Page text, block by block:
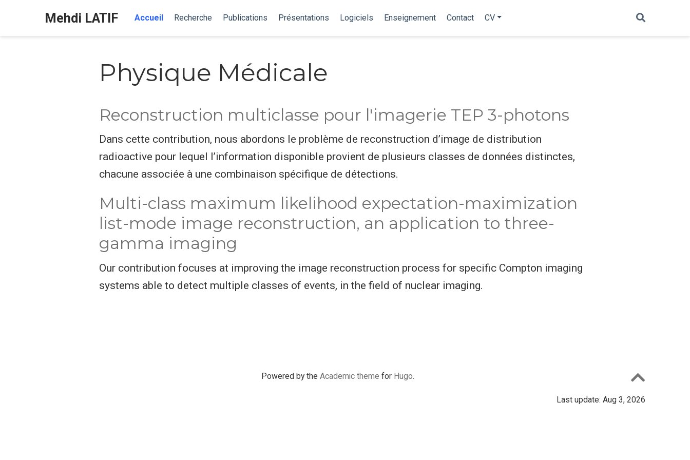
Mehdi LATIF Accueil Recherche Publications Présentations Logiciels Enseignement Contact CV
Physique Médicale
Reconstruction multiclasse pour l'imagerie TEP 3-photons
Dans cette contribution, nous abordons le problème de reconstruction d’image de distribution
radioactive pour lequel l’information disponible provient de plusieurs classes de données distinctes,
chacune associée à une combinaison spécifique de détections.
Multi-class maximum likelihood expectation-maximization
list-mode image reconstruction, an application to three-
gamma imaging
Our contribution focuses at improving the image reconstruction process for specific Compton imaging
systems able to detect multiple classes of events, in the field of nuclear imaging.
Powered by the Academic theme for Hugo.
Last update: Aug 3, 2026